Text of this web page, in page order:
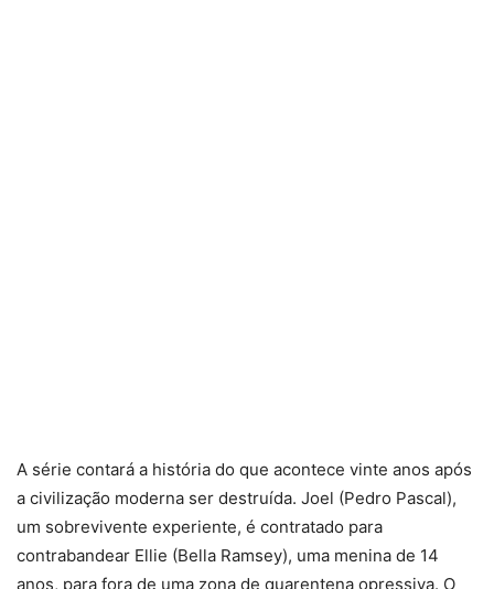
A série contará a história do que acontece vinte anos após
a civilização moderna ser destruída. Joel (Pedro Pascal),
um sobrevivente experiente, é contratado para
contrabandear Ellie (Bella Ramsey), uma menina de 14
anos, para fora de uma zona de quarentena opressiva. O